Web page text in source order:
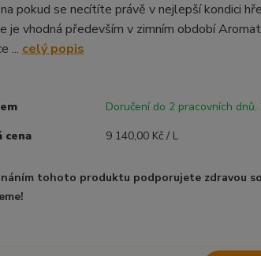
pokud se necítíte právě v nejlepší kondici
je vhodná především v zimním období
... celý popis
Doručení do 2 pracovních dnů.
cena
9 140,00 Kč / L
tohoto produktu podporujete zdravou